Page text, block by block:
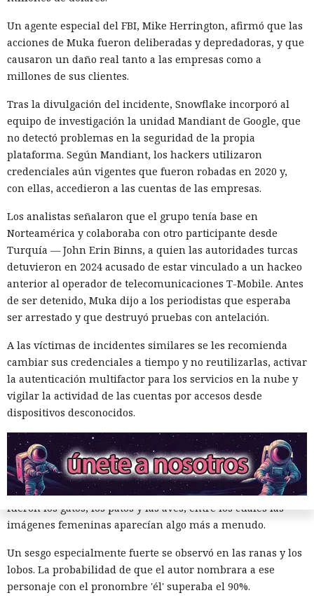
Un agente especial del FBI, Mike Herrington, afirmó que las
acciones de Muka fueron deliberadas y depredadoras, y que
causaron un daño real tanto a las empresas como a
millones de sus clientes.
Tras la divulgación del incidente, Snowflake incorporó al
equipo de investigación la unidad Mandiant de Google, que
no detectó problemas en la seguridad de la propia
plataforma. Según Mandiant, los hackers utilizaron
credenciales aún vigentes que fueron robadas en 2020 y,
con ellas, accedieron a las cuentas de las empresas.
Los analistas señalaron que el grupo tenía base en
Norteamérica y colaboraba con otro participante desde
Turquía — John Erin Binns, a quien las autoridades turcas
detuvieron en 2024 acusado de estar vinculado a un hackeo
anterior al operador de telecomunicaciones T-Mobile. Antes
de ser detenido, Muka dijo a los periodistas que esperaba
ser arrestado y que destruyó pruebas con antelación.
A las víctimas de incidentes similares se les recomienda
cambiar sus credenciales a tiempo y no reutilizarlas, activar
la autenticación multifactor para los servicios en la nube y
vigilar la actividad de las cuentas por accesos desde
dispositivos desconocidos.
La inteligencia artificial generativa rara vez convierte a los
animales parlantes en cuentos infantiles en personajes
femeninos. El análisis de 23.800 textos creados por seis
modelos lingüísticos mostró que solo el 2% de los
protagonistas recibieron género femenino. El 41% de los
personajes resultaron masculinos, y en el 57% restante los
modelos los dejaron sin indicar el sexo o los marcaron como
neutrales.
El estudio fue realizado por especialistas de la Universidad
de Washington. Los resultados se presentaron el 25 de junio
de 2026 en la conferencia de ACM sobre equidad,
responsabilidad y transparencia en Montreal.
El trabajo continuó un proyecto previo dedicado al género
de los animales en libros infantiles populares. Entonces los
investigadores estudiaron 300 obras y encontraron que la
mayoría de los animales que aparecen con frecuencia eran
representados como personajes masculinos. La excepción
fueron los gatos, los patos y las aves, entre los cuales las
imágenes femeninas aparecían algo más a menudo.
Un sesgo especialmente fuerte se observó en las ranas y los
lobos. La probabilidad de que el autor nombrara a ese
personaje con el pronombre 'él' superaba el 90%.